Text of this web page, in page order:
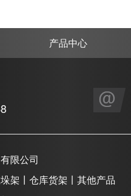
产品中心
限公司
架丨仓库货架丨其他产品